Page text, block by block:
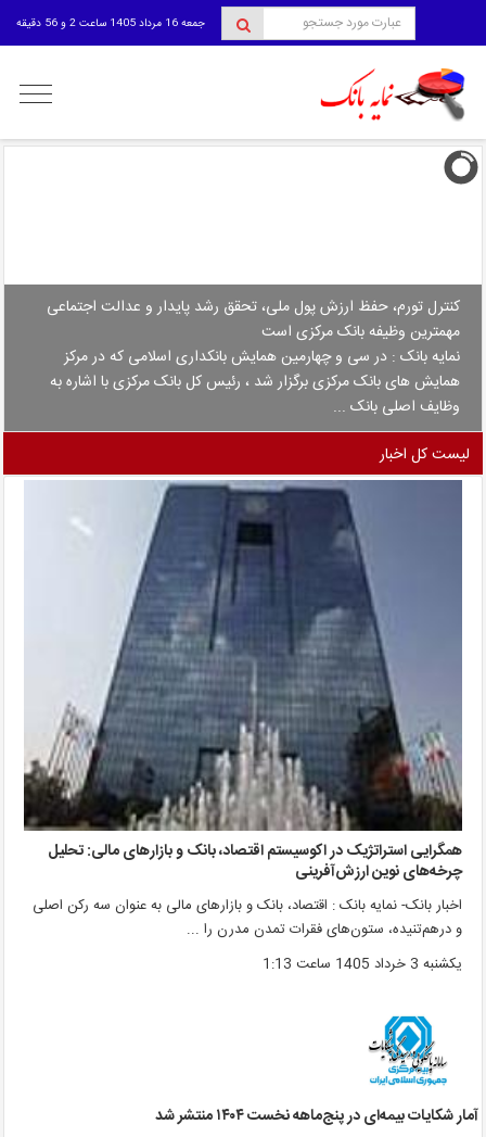
جمعه 16 مرداد 1405 ساعت 2 و 56 دقیقه
منوی
کنترل تورم، حفظ ارزش پول ملی، تحقق رشد پایدار و عدالت اجتماعی
مهمترین وظیفه بانک مرکزی است
نمایه بانک : در سی و چهارمین همایش بانکداری اسلامی که در مرکز
همایش های بانک مرکزی برگزار شد ، رئیس کل بانک مرکزی با اشاره به
وظایف اصلی بانک ...
لیست کل اخبار
همگرایی استراتژیک در اکوسیستم اقتصاد، بانک و بازارهای مالی: تحلیل
چرخه‌های نوین ارزش‌آفرینی
اخبار بانک- نمایه بانک : اقتصاد، بانک و بازارهای مالی به عنوان سه رکن اصلی
و درهم‌تنیده، ستون‌های فقرات تمدن مدرن را ...
یکشنبه 3 خرداد 1405 ساعت 1:13
آمار شکایات بیمه‌ای در پنج‌‌ماهه نخست ۱۴۰۴ منتشر شد